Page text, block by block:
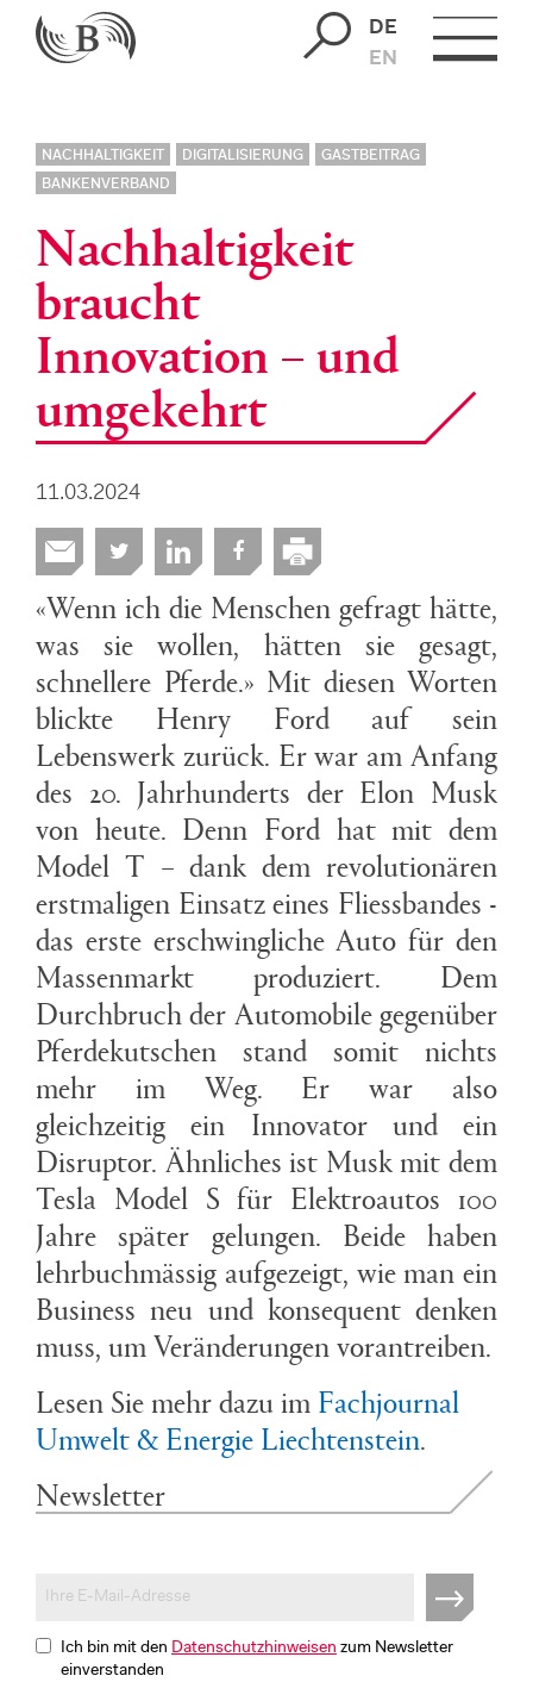
DE
EN
NACHHALTIGKEIT DIGITALISIERUNG
GASTBEITRAG
BANKENVERBAND
Nachhaltigkeit
braucht
Innovation – und
umgekehrt
11.03.2024
«Wenn ich die Menschen gefragt hätte,
was sie wollen, hätten sie gesagt,
schnellere Pferde.» Mit diesen Worten
blickte Henry Ford auf sein
Lebenswerk zurück. Er war am Anfang
des 20. Jahrhunderts der Elon Musk
von heute. Denn Ford hat mit dem
Model T – dank dem revolutionären
erstmaligen Einsatz eines Fliessbandes -
das erste erschwingliche Auto für den
Massenmarkt produziert. Dem
Durchbruch der Automobile gegenüber
Pferdekutschen stand somit nichts
mehr im Weg. Er war also
gleichzeitig ein Innovator und ein
Disruptor. Ähnliches ist Musk mit dem
Tesla Model S für Elektroautos 100
Jahre später gelungen. Beide haben
lehrbuchmässig aufgezeigt, wie man ein
Business neu und konsequent denken
muss, um Veränderungen vorantreiben.
Lesen Sie mehr dazu imFachjournal
Umwelt & Energie Liechtenstein.
Newsletter
Ich bin mit den Datenschutzhinweisen zum Newsletter
einverstanden